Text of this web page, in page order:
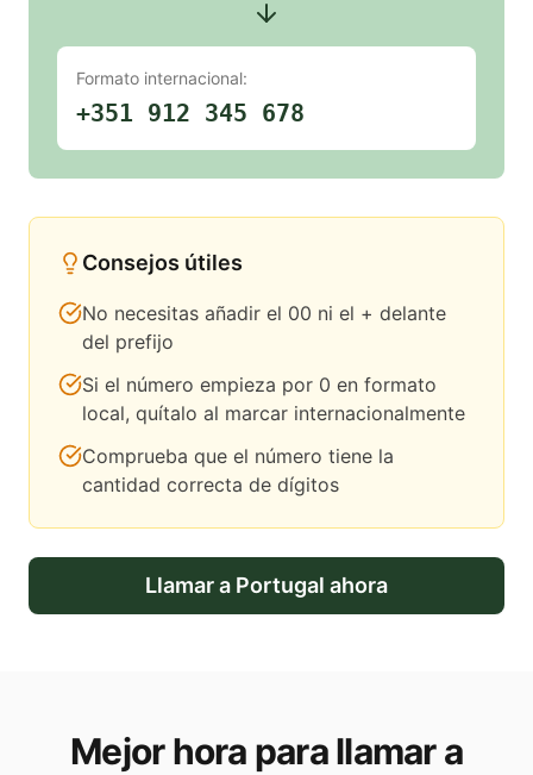
Formato internacional:
+351 912 345 678
Consejos útiles
No necesitas añadir el 00 ni el + delante
del prefijo
Si el número empieza por 0 en formato
local, quítalo al marcar internacionalmente
Comprueba que el número tiene la
cantidad correcta de dígitos
Llamar a Portugal ahora
Mejor hora para llamar a